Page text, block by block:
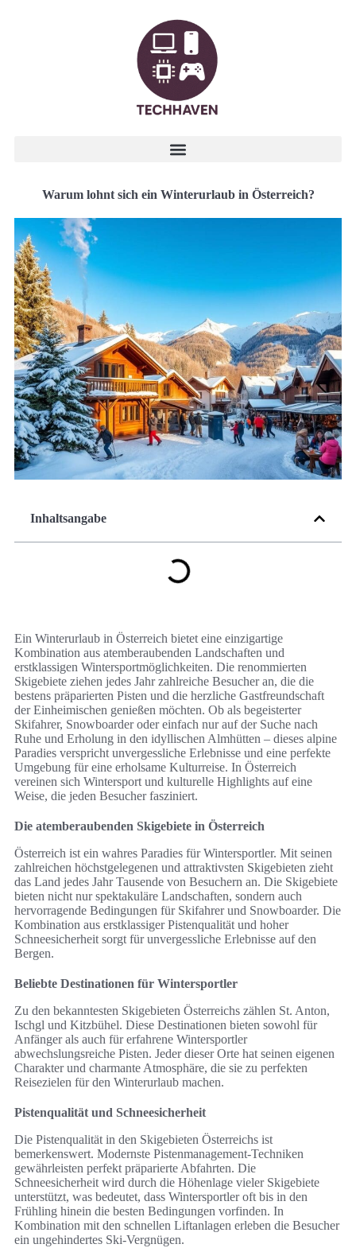
Warum lohnt sich ein Winterurlaub in Österreich?
Inhaltsangabe
Ein Winterurlaub in Österreich bietet eine einzigartige
Kombination aus atemberaubenden Landschaften und
erstklassigen Wintersportmöglichkeiten. Die renommierten
Skigebiete ziehen jedes Jahr zahlreiche Besucher an, die die
bestens präparierten Pisten und die herzliche Gastfreundschaft
der Einheimischen genießen möchten. Ob als begeisterter
Skifahrer, Snowboarder oder einfach nur auf der Suche nach
Ruhe und Erholung in den idyllischen Almhütten – dieses alpine
Paradies verspricht unvergessliche Erlebnisse und eine perfekte
Umgebung für eine erholsame Kulturreise. In Österreich
vereinen sich Wintersport und kulturelle Highlights auf eine
Weise, die jeden Besucher fasziniert.
Die atemberaubenden Skigebiete in Österreich
Österreich ist ein wahres Paradies für Wintersportler. Mit seinen
zahlreichen höchstgelegenen und attraktivsten Skigebieten zieht
das Land jedes Jahr Tausende von Besuchern an. Die Skigebiete
bieten nicht nur spektakuläre Landschaften, sondern auch
hervorragende Bedingungen für Skifahrer und Snowboarder. Die
Kombination aus erstklassiger Pistenqualität und hoher
Schneesicherheit sorgt für unvergessliche Erlebnisse auf den
Bergen.
Beliebte Destinationen für Wintersportler
Zu den bekanntesten Skigebieten Österreichs zählen St. Anton,
Ischgl und Kitzbühel. Diese Destinationen bieten sowohl für
Anfänger als auch für erfahrene Wintersportler
abwechslungsreiche Pisten. Jeder dieser Orte hat seinen eigenen
Charakter und charmante Atmosphäre, die sie zu perfekten
Reisezielen für den Winterurlaub machen.
Pistenqualität und Schneesicherheit
Die Pistenqualität in den Skigebieten Österreichs ist
bemerkenswert. Modernste Pistenmanagement-Techniken
gewährleisten perfekt präparierte Abfahrten. Die
Schneesicherheit wird durch die Höhenlage vieler Skigebiete
unterstützt, was bedeutet, dass Wintersportler oft bis in den
Frühling hinein die besten Bedingungen vorfinden. In
Kombination mit den schnellen Liftanlagen erleben die Besucher
ein ungehindertes Ski-Vergnügen.